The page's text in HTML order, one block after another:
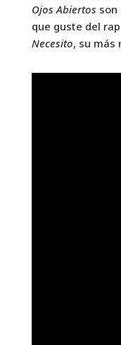
Ojos Abiertosson
que guste del
Necesito, su más